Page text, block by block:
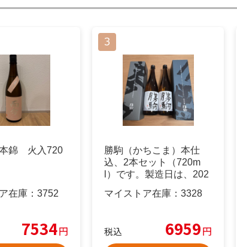
錦 火入720
在庫： 3752
7534円
勝駒（かちこま）本仕
込、2本セット（720m
l）です。製造日は、202
マイストア在庫： 3328
税込 6959円